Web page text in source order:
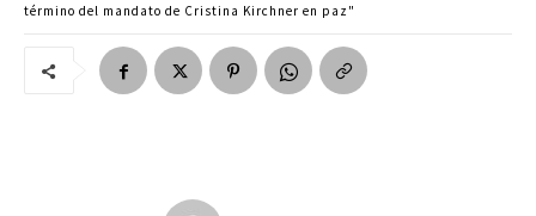
término del mandato de Cristina Kirchner en paz"